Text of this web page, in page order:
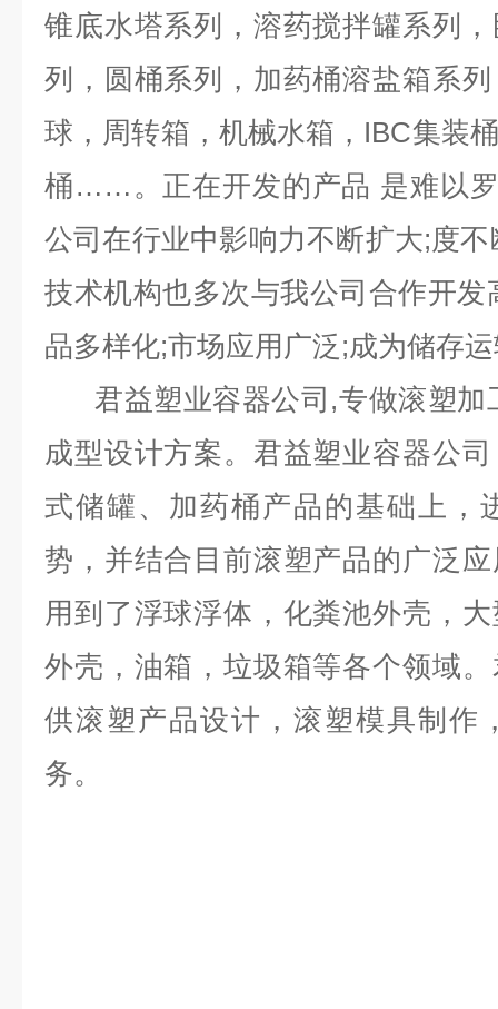
锥底水塔系列，溶药搅拌罐系列
列，圆桶系列，加药桶溶盐箱系
球，周转箱，机械水箱，IBC集装
桶……。正在开发的产品 是难以
公司在行业中影响力不断扩大;度
技术机构也多次与我公司合作开
品多样化;市场应用广泛;成为储存
君益塑业容器公司,专做滚塑加
成型设计方案。君益塑业容器公
式储罐、加药桶产品的基础上，
势，并结合目前滚塑产品的广泛
用到了浮球浮体，化粪池外壳，
外壳，油箱，垃圾箱等各个领域
供滚塑产品设计，滚塑模具制作
务。